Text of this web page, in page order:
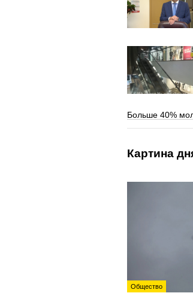
Больше 40%
Картина
Общество